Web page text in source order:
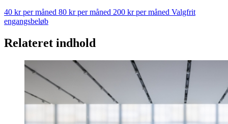
40 kr per måned 80 kr per måned 200 kr per måned Valgfrit
engangsbeløb
Relateret indhold